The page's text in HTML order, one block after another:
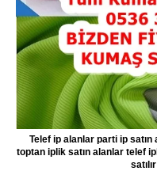
Telef ip alanlar parti ip
toptan iplik satın alanlar telef